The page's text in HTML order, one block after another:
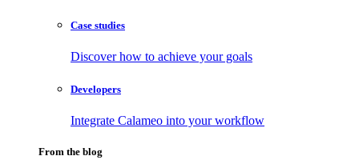
Case studies
Discover how to achieve your goals
Developers
Integrate Calameo into your workflow
From the blog